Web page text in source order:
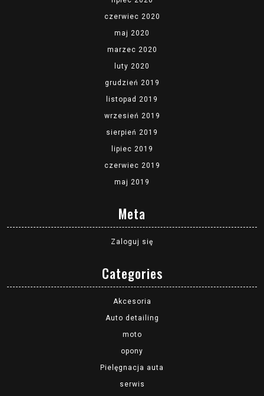
czerwiec 2020
maj 2020
marzec 2020
luty 2020
grudzień 2019
listopad 2019
wrzesień 2019
sierpień 2019
lipiec 2019
czerwiec 2019
maj 2019
Meta
Zaloguj się
Categories
Akcesoria
Auto detailing
moto
opony
Pielęgnacja auta
serwis